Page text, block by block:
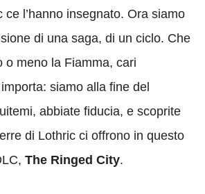
ce l’hanno insegnato. Ora siamo
di una saga, di un ciclo. Che
o meno la Fiamma, cari
siamo alla fine del
abbiate fiducia, e scoprite
di Lothric ci offrono in questo
The Ringed City.